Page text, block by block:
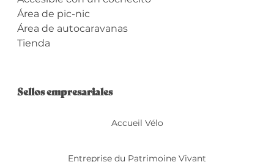
Área de pic-nic
Área de autocaravanas
Tienda
Oferta de
Sellos empresariales
Sellos empresariales
Accueil Vélo
Entreprise du Patrimoine Vivant